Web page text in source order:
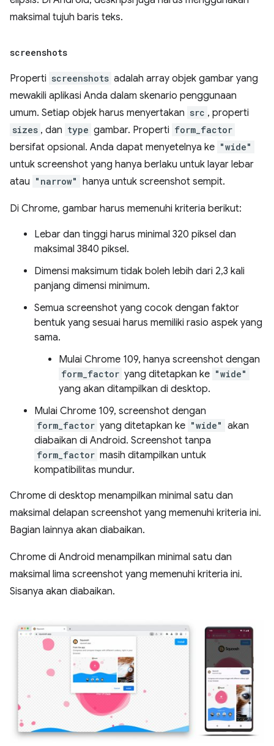
maksimal tujuh baris teks.
screenshots
Properti screenshots adalah array objek gambar yang
mewakili aplikasi Anda dalam skenario penggunaan
umum. Setiap objek harus menyertakan src , properti
sizes , dan type gambar. Properti form_factor
bersifat opsional. Anda dapat menyetelnya ke "wide"
untuk screenshot yang hanya berlaku untuk layar lebar
atau "narrow" hanya untuk screenshot sempit.
Di Chrome, gambar harus memenuhi kriteria berikut:
Lebar dan tinggi harus minimal 320 piksel dan
maksimal 3840 piksel.
Dimensi maksimum tidak boleh lebih dari 2,3 kali
panjang dimensi minimum.
Semua screenshot yang cocok dengan faktor
bentuk yang sesuai harus memiliki rasio aspek yang
sama.
Mulai Chrome 109, hanya screenshot dengan
form_factor yang ditetapkan ke "wide"
yang akan ditampilkan di desktop.
Mulai Chrome 109, screenshot dengan
form_factor yang ditetapkan ke "wide" akan
diabaikan di Android. Screenshot tanpa
form_factor masih ditampilkan untuk
kompatibilitas mundur.
Chrome di desktop menampilkan minimal satu dan
maksimal delapan screenshot yang memenuhi kriteria ini.
Bagian lainnya akan diabaikan.
Chrome di Android menampilkan minimal satu dan
maksimal lima screenshot yang memenuhi kriteria ini.
Sisanya akan diabaikan.